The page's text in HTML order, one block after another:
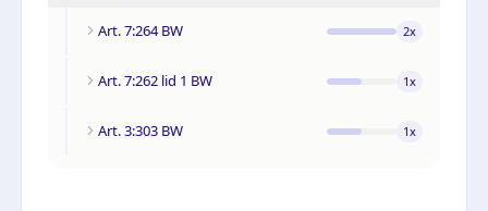
Art. 7:264 BW 2x
Art. 7:262 lid 1 BW 1x
Art. 3:303 BW 1x